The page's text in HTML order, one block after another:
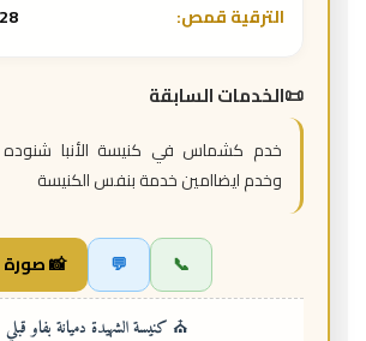
الترقية قمص:
28 يوليو 2013
الخدمات السابقة
خدم كشماس في كنيسة الأنبا شنوده
وخدم ايضاامين خدمة بنفس الكنيسة
📞
💬 📸 صورة
⛪ كنيسة الشهيدة دميانة بفاو قبلي